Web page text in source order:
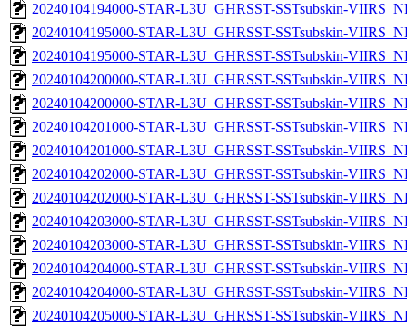
20240104194000-STAR-L3U_GHRSST-SSTsubskin-
20240104195000-STAR-L3U_GHRSST-SSTsubskin-
20240104195000-STAR-L3U_GHRSST-SSTsubskin-
20240104200000-STAR-L3U_GHRSST-SSTsubskin-
20240104200000-STAR-L3U_GHRSST-SSTsubskin-
20240104201000-STAR-L3U_GHRSST-SSTsubskin-
20240104201000-STAR-L3U_GHRSST-SSTsubskin-
20240104202000-STAR-L3U_GHRSST-SSTsubskin-
20240104202000-STAR-L3U_GHRSST-SSTsubskin-
20240104203000-STAR-L3U_GHRSST-SSTsubskin-
20240104203000-STAR-L3U_GHRSST-SSTsubskin-
20240104204000-STAR-L3U_GHRSST-SSTsubskin-
20240104204000-STAR-L3U_GHRSST-SSTsubskin-
20240104205000-STAR-L3U_GHRSST-SSTsubskin-